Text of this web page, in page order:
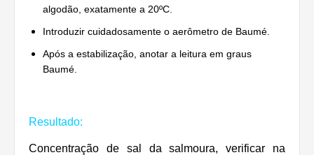
algodão, exatamente a 20ºC.
Introduzir cuidadosamente o aerômetro de Baumé.
Após a estabilização, anotar a leitura em graus
Baumé.
Resultado:
Concentração de sal da salmoura, verificar na